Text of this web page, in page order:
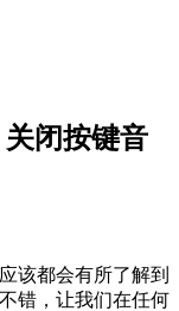
闭按键音
都会有所了解到
错，让我们在任何